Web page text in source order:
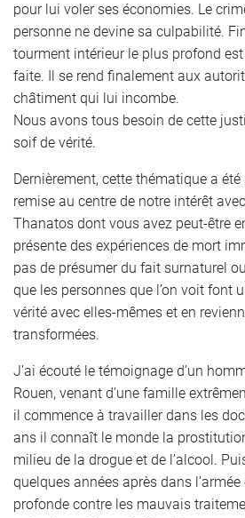
pour lui voler ses économies. Le
personne ne devine sa culpabilité.
tourment intérieur le plus profond
faite. Il se rend finalement aux
châtiment qui lui incombe.
Nous avons tous besoin de cette
soif de vérité.
Dernièrement, cette thématique a
remise au centre de notre intérêt
Thanatos dont vous avez peut-être
présente des expériences de mort
pas de présumer du fait surnaturel
que les personnes que l’on voit font
vérité avec elles-mêmes et en
transformées.
J’ai écouté le témoignage d’un
Rouen, venant d’une famille
il commence à travailler dans les
ans il connaît le monde la
milieu de la drogue et de l’alcool.
quelques années après dans
profonde contre les mauvais